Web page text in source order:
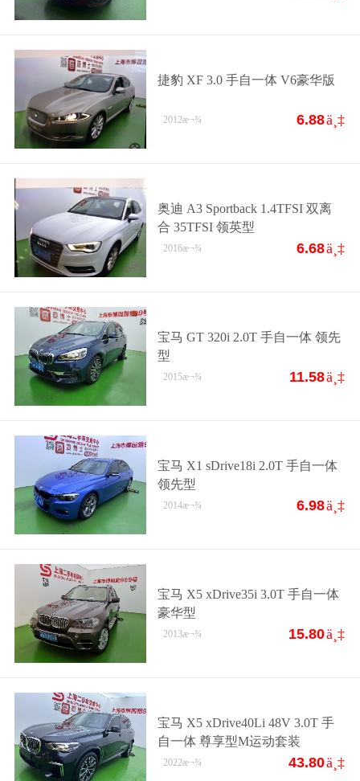
捷豹 XF 3.0 手自一体 V6豪华版
6.88ä¸‡
2012æ¬¾
奥迪 A3 Sportback 1.4TFSI 双离
合 35TFSI 领英型
6.68ä¸‡
2016æ¬¾
宝马 GT 320i 2.0T 手自一体 领先
型
11.58ä¸‡
2015æ¬¾
宝马 X1 sDrive18i 2.0T 手自一体
领先型
6.98ä¸‡
2014æ¬¾
宝马 X5 xDrive35i 3.0T 手自一体
豪华型
15.80ä¸‡
2013æ¬¾
宝马 X5 xDrive40Li 48V 3.0T 手
自一体 尊享型M运动套装
43.80ä¸‡
2022æ¬¾